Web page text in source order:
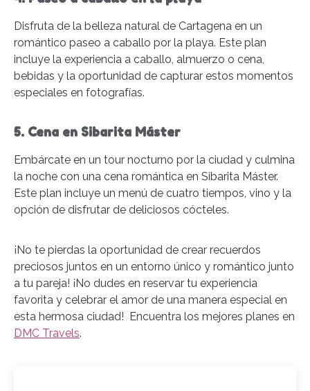
Disfruta de la belleza natural de Cartagena en un
romántico paseo a caballo por la playa. Este plan
incluye la experiencia a caballo, almuerzo o cena,
bebidas y la oportunidad de capturar estos momentos
especiales en fotografías.
5. Cena en Sibarita Máster
Embárcate en un tour nocturno por la ciudad y culmina
la noche con una cena romántica en Sibarita Máster.
Este plan incluye un menú de cuatro tiempos, vino y la
opción de disfrutar de deliciosos cócteles.
¡No te pierdas la oportunidad de crear recuerdos
preciosos juntos en un entorno único y romántico junto
a tu pareja! ¡No dudes en reservar tu experiencia
favorita y celebrar el amor de una manera especial en
esta hermosa ciudad! Encuentra los mejores planes en
DMC Travels.